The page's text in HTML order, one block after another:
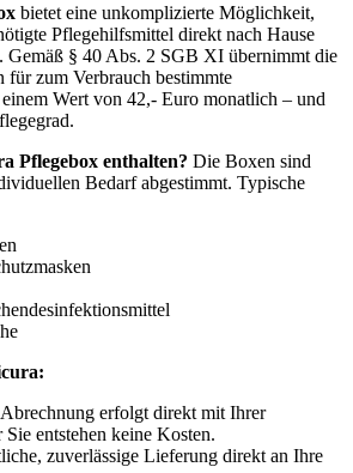
bietet eine unkomplizierte Möglichkeit,
Pflegehilfsmittel direkt nach Hause
Gemäß § 40 Abs. 2 SGB XI übernimmt die
für zum Verbrauch bestimmte
Wert von 42,- Euro monatlich – und
Pflegebox enthalten? Die Boxen sind
Bedarf abgestimmt. Typische
erfolgt direkt mit Ihrer
Sie entstehen keine Kosten.
zuverlässige Lieferung direkt an Ihre